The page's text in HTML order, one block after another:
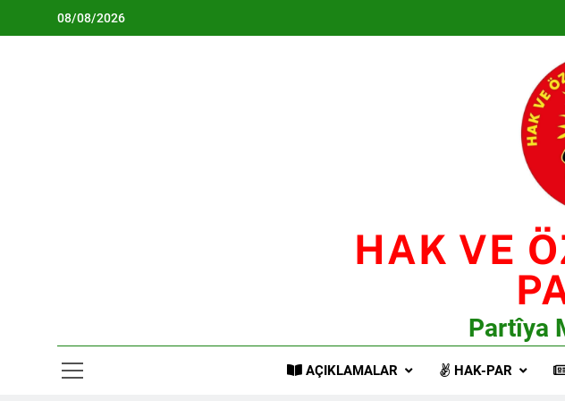
08/08/2026
HAK VE
Partîya
AÇIKLAMALAR HAK-PAR